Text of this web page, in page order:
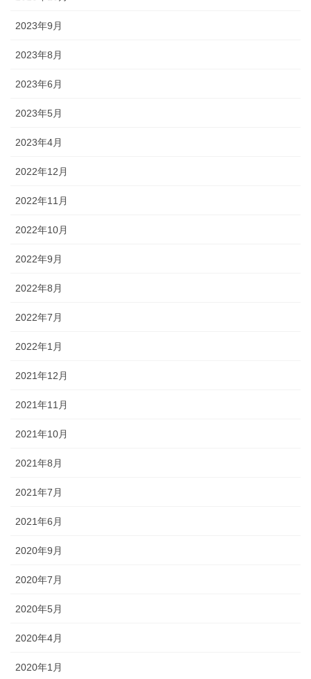
2023年9月
2023年8月
2023年6月
2023年5月
2023年4月
2022年12月
2022年11月
2022年10月
2022年9月
2022年8月
2022年7月
2022年1月
2021年12月
2021年11月
2021年10月
2021年8月
2021年7月
2021年6月
2020年9月
2020年7月
2020年5月
2020年4月
2020年1月